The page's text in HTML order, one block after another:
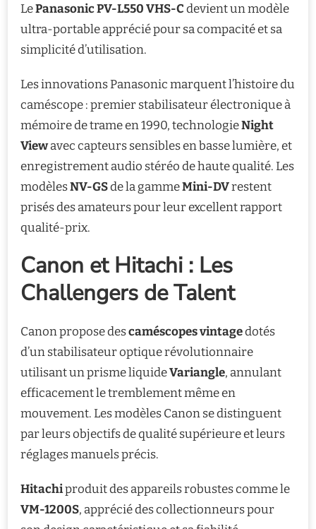
LePanasonic PV-L550 VHS-Cdevient un modèle
ultra-portable apprécié pour sa compacité et sa
simplicité d’utilisation.
Les innovations Panasonic marquent l’histoire du
caméscope : premier stabilisateur électronique à
mémoire de trame en 1990, technologieNight
Viewavec capteurs sensibles en basse lumière, et
enregistrement audio stéréo de haute qualité. Les
modèlesNV-GSde la gammeMini-DVrestent
prisés des amateurs pour leur excellent rapport
qualité-prix.
Canon et Hitachi : Les
Challengers de Talent
Canon propose descaméscopes vintagedotés
d’un stabilisateur optique révolutionnaire
utilisant un prisme liquideVariangle, annulant
efficacement le tremblement même en
mouvement. Les modèles Canon se distinguent
par leurs objectifs de qualité supérieure et leurs
réglages manuels précis.
Hitachiproduit des appareils robustes comme le
VM-1200S, apprécié des collectionneurs pour